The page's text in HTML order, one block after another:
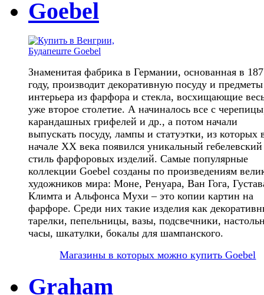
Goebel
Знаменитая фабрика в Германии, основанная в
году, производит декоративную посуду и предметы
интерьера из фарфора и стекла, восхищающие
уже второе столетие. А начиналось все с
карандашных грифелей и др., а потом начали
выпускать посуду, лампы и статуэтки, из которых
начале ХХ века появился уникальный гебелевский
стиль фарфоровых изделий. Самые популярные
коллекции Goebel созданы по произведениям
художников мира: Моне, Ренуара, Ван Гога,
Климта и Альфонса Мухи – это копии картин на
фарфоре. Среди них такие изделия как
тарелки, пепельницы, вазы, подсвечники,
часы, шкатулки, бокалы для шампанского.
Магазины в которых можно купить Goebel
Graham